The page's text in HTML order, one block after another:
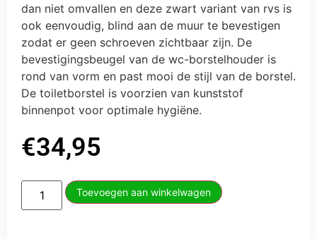
dan niet omvallen en deze zwart variant van rvs is
ook eenvoudig, blind aan de muur te bevestigen
zodat er geen schroeven zichtbaar zijn. De
bevestigingsbeugel van de wc-borstelhouder is
rond van vorm en past mooi de stijl van de borstel.
De toiletborstel is voorzien van kunststof
binnenpot voor optimale hygiëne.
€34,95
Toevoegen aan winkelwagen